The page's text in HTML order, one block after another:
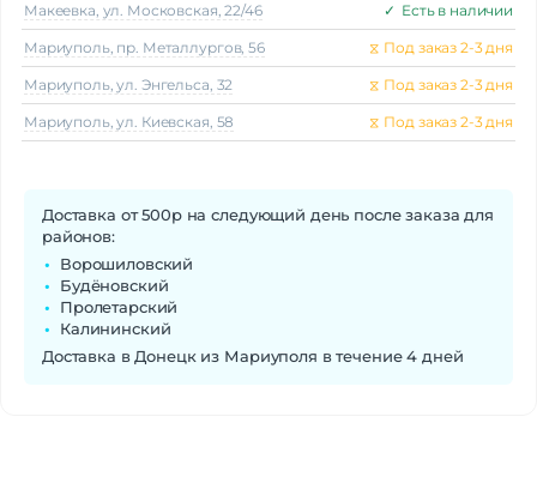
Макеeвка, ул. Московская, 22/46 ✓ Есть в наличии
Мариуполь, пр. Металлургов, 56 ⧖ Под заказ 2-3 дня
Мариуполь, ул. Энгельса, 32 ⧖ Под заказ 2-3 дня
Мариуполь, ул. Киевская, 58 ⧖ Под заказ 2-3 дня
Доставка от 500р на следующий день после заказа для
районов:
Ворошиловский
Будёновский
Пролетарский
Калининский
Доставка в Донецк из Мариуполя в течение 4 дней